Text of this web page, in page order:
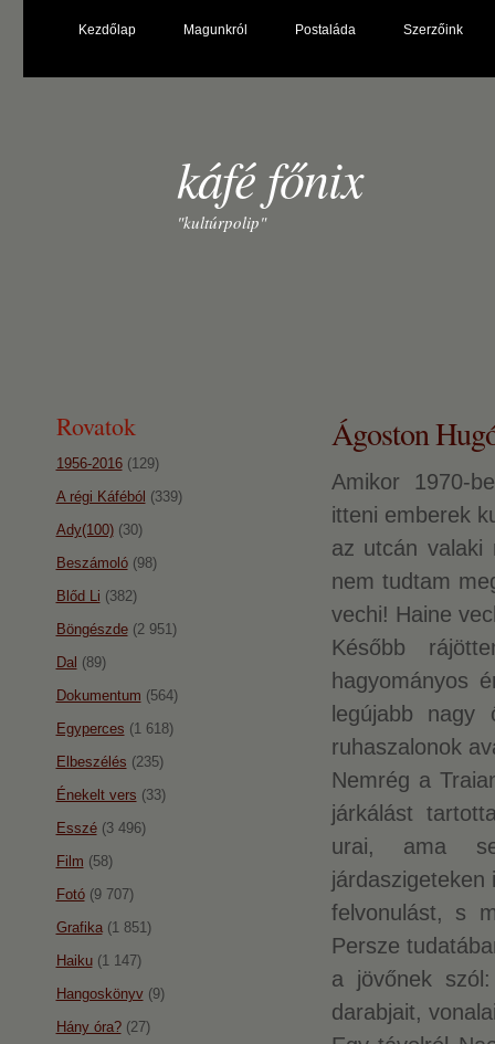
Kezdőlap Magunkról Postaláda Szerzőink
káfé főnix
"kultúrpolip"
Ágoston
Amikor 1970-
itteni emberek
az utcán valaki
nem tudtam
vechi! Haine
Később
hagyományos
legújabb nagy
ruhaszalonok
Nemrég a
járkálást
urai, ama
felvonulást, s
Persze
a jövőnek
darabjait,
Rovatok
1956-2016(129)
A régi Káféból (339)
Ady(100)(30)
Beszámoló(98)
Blőd Li (382)
Böngészde(2 951)
Dal (89)
Dokumentum (564)
Egyperces (1 618)
Elbeszélés (235)
Énekelt vers (33)
Esszé(3 496)
Film (58)
Fotó(9 707)
Grafika(1 851)
Haiku(1 147)
Hangoskönyv(9)
Hány óra?(27)